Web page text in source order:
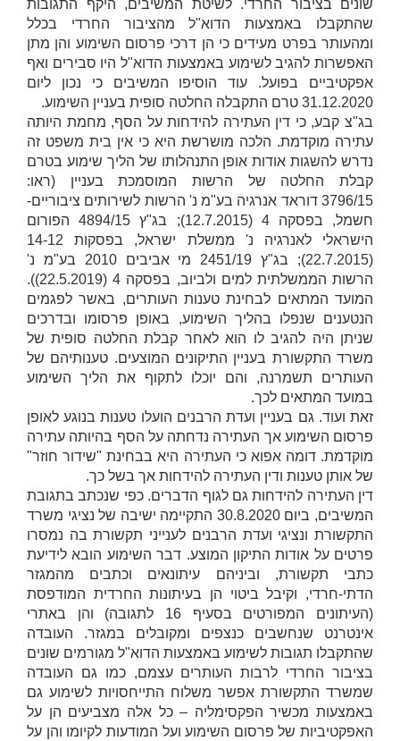
שונים בציבור החרדי. לשיטת המשיבים, היקף התגובות
שהתקבלו באמצעות הדוא"ל מהציבור החרדי בכלל
ומהעותר בפרט מעידים כי הן דרכי פרסום השימוע והן מתן
האפשרות להגיב לשימוע באמצעות הדוא"ל היו סבירים ואף
אפקטיביים בפועל. עוד הוסיפו המשיבים כי נכון ליום
31.12.2020 טרם התקבלה החלטה סופית בעניין השימוע.
בג"צ קבע, כי דין העתירה להידחות על הסף, מחמת היותה
עתירה מוקדמת. הלכה מושרשת היא כי אין בית משפט זה
נדרש להשגות אודות אופן התנהלותו של הליך שימוע בטרם
קבלת החלטה של הרשות המוסמכת בעניין (ראו:
3796/15 דוראד אנרגיה בע"מ נ' הרשות לשירותים ציבוריים-
חשמל, בפסקה 4 (12.7.2015); בג"ץ 4894/15
הפורום
הישראלי לאנרגיה נ' ממשלת ישראל
, בפסקות 14-12
(22.7.2015); בג"ץ 2451/19
מי אביבים 2010 בע"מ נ'
הרשות הממשלתית למים ולביוב
, בפסקה 4 (22.5.2019)).
המועד המתאים לבחינת טענות העותרים, באשר לפגמים
הנטענים שנפלו בהליך השימוע, באופן פרסומו ובדרכים
שניתן היה להגיב לו הואלאחר קבלת החלטה סופית של
משרד התקשורת בעניין התיקונים המוצעים. טענותיהם של
העותרים תשמרנה, והם יוכלו לתקוף את הליך השימוע
במועד המתאים לכך.
זאת ועוד. גם בעניין ועדת הרבנים הועלו טענות בנוגע לאופן
פרסום השימוע אך העתירה נדחתה על הסף בהיותה עתירה
מוקדמת. דומה אפוא כי העתירה היא בבחינת "שידור חוזר"
של אותן טענות ודין העתירה להידחות אך בשל כך.
דין העתירה להידחות גם לגוף הדברים. כפי שנכתב בתגובת
המשיבים, ביום 30.8.2020 התקיימה ישיבה של נציגי משרד
התקשורת ונציגי ועדת הרבנים לענייני תקשורת בה נמסרו
פרטים על אודות התיקון המוצע. דבר השימוע הובא לידיעת
כתבי תקשורת, וביניהם עיתונאים וכתבים מהמגזר
הדתי-חרדי, וקיבל ביטוי הן בעיתונות החרדית המודפסת
(העיתונים המפורטים בסעיף 16 לתגובה) והן באתרי
אינטרנט שנחשבים כנצפים ומקובלים במגזר. העובדה
שהתקבלו תגובות לשימוע באמצעות הדוא"ל מגורמים שונים
בציבור החרדי לרבות העותרים עצמם, כמו גם העובדה
שמשרד התקשורת אפשר משלוח התייחסויות לשימוע גם
באמצעות מכשיר הפקסימליה – כל אלה מצביעים הן על
האפקטיביות של פרסום השימוע ועל המודעות לקיומו והן על